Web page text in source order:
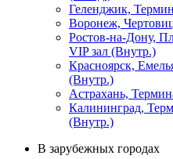
Геленджик,
Воронеж,
Ростов-на-Дону,
VIP зал (Внутр.)
Красноярск,
(Внутр.)
Астрахань,
Калининград,
(Внутр.)
В зарубежных городах